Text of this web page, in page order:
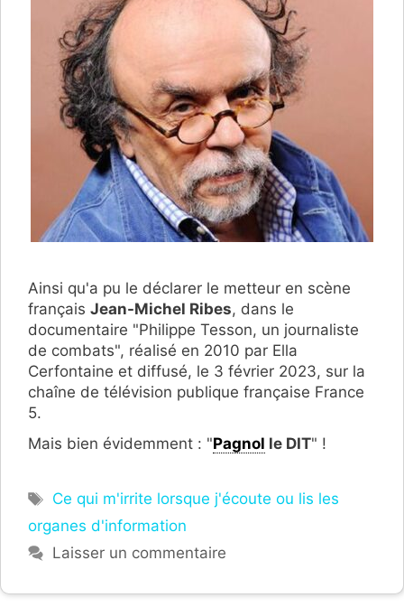
Ainsi qu'a pu le déclarer le metteur en scène
français Jean-Michel Ribes, dans le
documentaire "Philippe Tesson, un journaliste
de combats", réalisé en 2010 par Ella
Cerfontaine et diffusé, le 3 février 2023, sur la
chaîne de télévision publique française France
5.
Mais bien évidemment : "Pagnol le DIT" !
Étiquettes
Ce qui m'irrite lorsque j'écoute ou lis les
organes d'information
Laisser un commentaire